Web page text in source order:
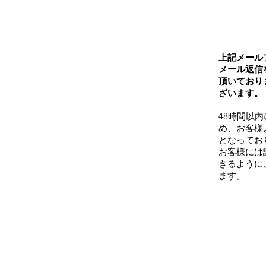
上記メー
メール返
頂いており
ざいます。
48時間以
め、お客様
となってお
お客様に
きるよう
ます。